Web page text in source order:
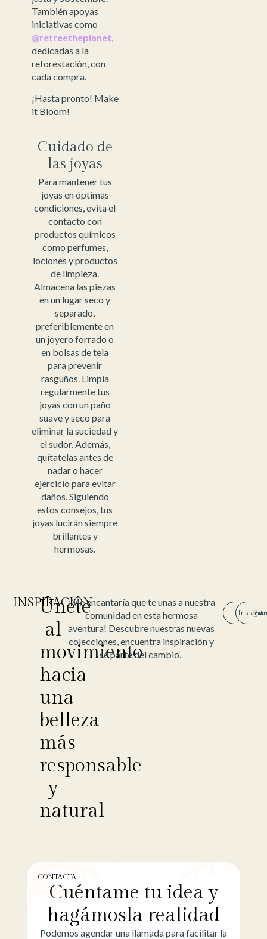
También apoyas
iniciativas como
@retreetheplanet,
dedicadas a la
reforestación, con
cada compra.
¡Hasta pronto! Make
it Bloom!
Cuidado de
las joyas
Para mantener tus
joyas en óptimas
condiciones, evita el
contacto con
productos químicos
como perfumes,
lociones y productos
de limpieza.
Almacena las piezas
en un lugar seco y
separado,
preferiblemente en
un joyero forrado o
en bolsas de tela
para prevenir
rasguños. Limpia
regularmente tus
joyas con un paño
suave y seco para
eliminar la suciedad y
el sudor. Además,
quítatelas antes de
nadar o hacer
ejercicio para evitar
daños. Siguiendo
estos consejos, tus
joyas lucirán siempre
brillantes y
hermosas.
INSPIRACIÓN
Únete
al
movimiento
hacia
una
belleza
más
responsable
y
natural
¡Me encantaría que te unas a nuestra
comunidad en esta hermosa
aventura! Descubre nuestras nuevas
colecciones, encuentra inspiración y
sé parte del cambio.
CONTACTA
Cuéntame tu idea y
hagámosla realidad
Podemos agendar una llamada para facilitar la